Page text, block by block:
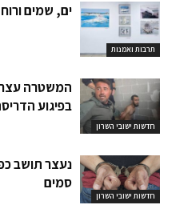
תרבות ואמנות
ים, שמים
חדשות ישובי השרון
המשטרה
בפיגוע
חדשות ישובי השרון
נעצר תושב
סמים